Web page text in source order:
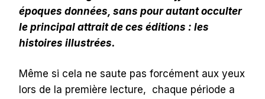
époques données, sans pour autant occulter
le principal attrait de ces éditions : les
histoires illustrées.
Même si cela ne saute pas forcément aux yeux
lors de la première lecture, chaque période a